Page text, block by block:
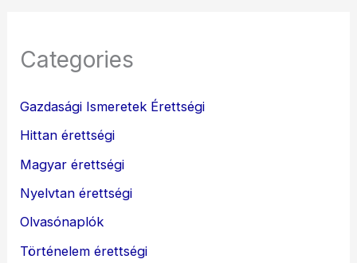
Categories
Gazdasági Ismeretek Érettségi
Hittan érettségi
Magyar érettségi
Nyelvtan érettségi
Olvasónaplók
Történelem érettségi